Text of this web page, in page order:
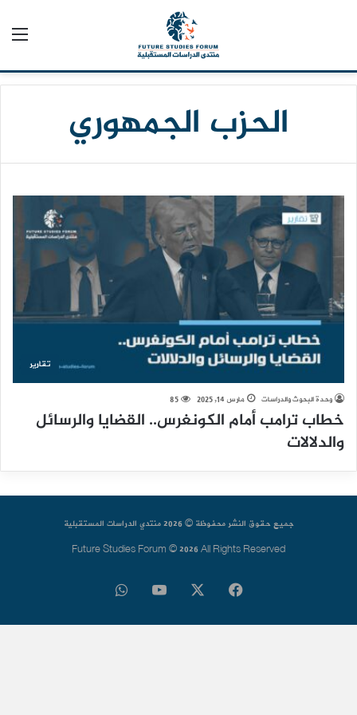
الحزب الجمهوري
تقارير
وحدة البحوث والدراسات مارس 14, 2025 85
خطاب ترامب أمام الكونغرس.. القضايا والرسائل
والدلالات
جميع حقوق النشر محفوظة © 2026 منتدي الدراسات المستقبلية
Future Studies Forum © 2026 All Rights Reserved
فيسبوك ‫YouTube